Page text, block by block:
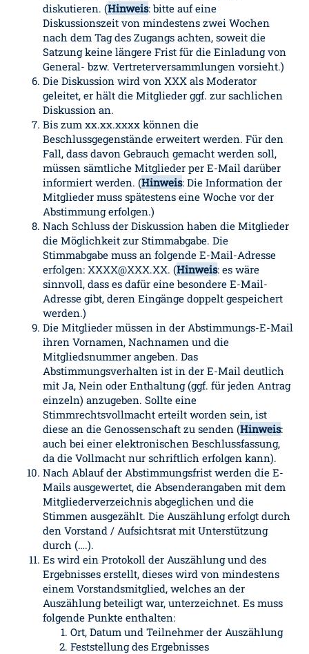
diskutieren. (Hinweis: bitte auf eine
Diskussionszeit von mindestens zwei Wochen
nach dem Tag des Zugangs achten, soweit die
Satzung keine längere Frist für die Einladung von
General- bzw. Vertreterversammlungen vorsieht.)
Die Diskussion wird von XXX als Moderator
geleitet, er hält die Mitglieder ggf. zur sachlichen
Diskussion an.
Bis zum xx.xx.xxxx können die
Beschlussgegenstände erweitert werden. Für den
Fall, dass davon Gebrauch gemacht werden soll,
müssen sämtliche Mitglieder per E-Mail darüber
informiert werden. (Hinweis: Die Information der
Mitglieder muss spätestens eine Woche vor der
Abstimmung erfolgen.)
Nach Schluss der Diskussion haben die Mitglieder
die Möglichkeit zur Stimmabgabe. Die
Stimmabgabe muss an folgende E-Mail-Adresse
erfolgen: XXXX@XXX.XX. (Hinweis: es wäre
sinnvoll, dass es dafür eine besondere E-Mail-
Adresse gibt, deren Eingänge doppelt gespeichert
werden.)
Die Mitglieder müssen in der Abstimmungs-E-Mail
ihren Vornamen, Nachnamen und die
Mitgliedsnummer angeben. Das
Abstimmungsverhalten ist in der E-Mail deutlich
mit Ja, Nein oder Enthaltung (ggf. für jeden Antrag
einzeln) anzugeben. Sollte eine
Stimmrechtsvollmacht erteilt worden sein, ist
diese an die Genossenschaft zu senden (Hinweis:
auch bei einer elektronischen Beschlussfassung,
da die Vollmacht nur schriftlich erfolgen kann).
Nach Ablauf der Abstimmungsfrist werden die E-
Mails ausgewertet, die Absenderangaben mit dem
Mitgliederverzeichnis abgeglichen und die
Stimmen ausgezählt. Die Auszählung erfolgt durch
den Vorstand / Aufsichtsrat mit Unterstützung
durch (….).
Es wird ein Protokoll der Auszählung und des
Ergebnisses erstellt, dieses wird von mindestens
einem Vorstandsmitglied, welches an der
Auszählung beteiligt war, unterzeichnet. Es muss
folgende Punkte enthalten:
Ort, Datum und Teilnehmer der Auszählung
Feststellung des Ergebnisses